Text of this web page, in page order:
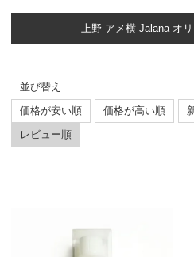
上野 アメ横 Jalana オ
並び替え
価格が安い順
価格が高い順
レビュー順